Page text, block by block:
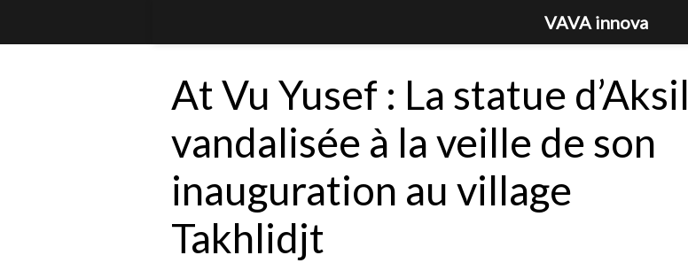
At Vu Yusef : La statue d’Aksil
vandalisée à la veille de son
inauguration au village
Takhlidjt
VAVA innova